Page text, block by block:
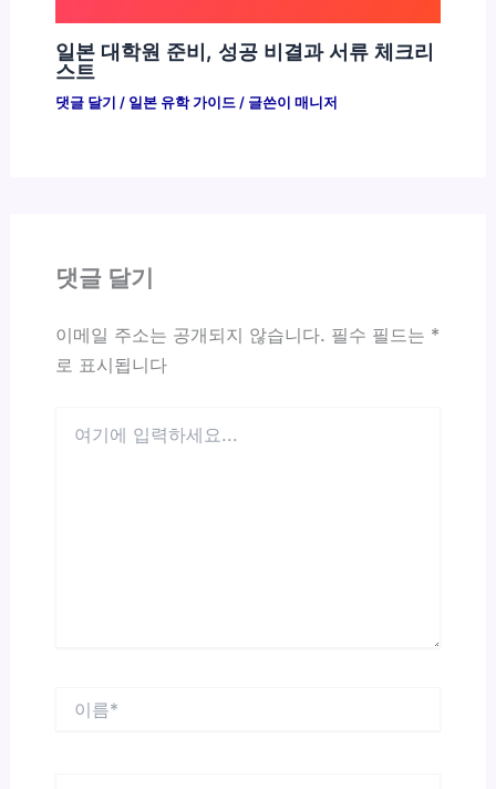
일본 대학원 준비, 성공 비결과 서류 체크리
스트
댓글 달기 / 일본 유학 가이드/ 글쓴이 매니저
댓글 달기
이메일 주소는 공개되지 않습니다. 필수 필드는 *
로 표시됩니다